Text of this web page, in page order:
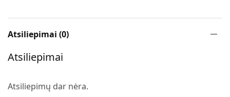
Atsiliepimai (0)
Atsiliepimai
Atsiliepimų dar nėra.